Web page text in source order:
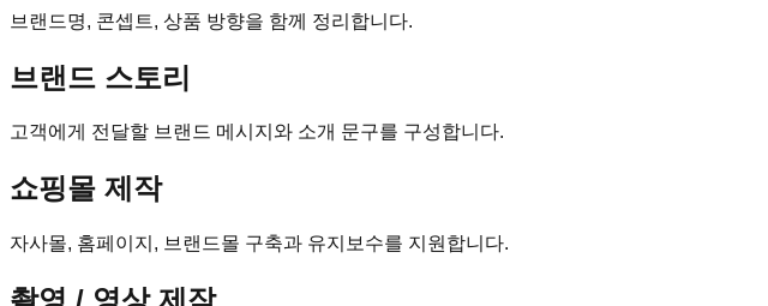
브랜드명, 콘셉트, 상품 방향을 함께 정리합니다.
브랜드 스토리
고객에게 전달할 브랜드 메시지와 소개 문구를 구성합니다.
쇼핑몰 제작
자사몰, 홈페이지, 브랜드몰 구축과 유지보수를 지원합니다.